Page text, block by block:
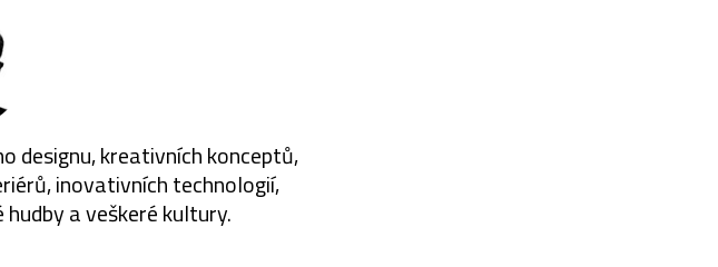
designu, kreativních konceptů,
inovativních technologií,
a veškeré kultury.